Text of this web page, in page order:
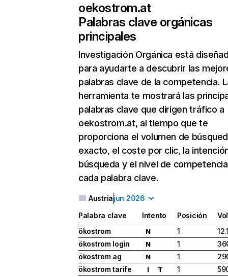
oekostrom.at
Palabras clave orgánicas
principales
Investigación Orgánica está
para ayudarte a descubrir las
palabras clave de la competencia.
herramienta te mostrará las
palabras clave que dirigen tráfico a
oekostrom.at, al tiempo que te
proporciona el volumen de
exacto, el coste por clic, la
búsqueda y el nivel de
cada palabra clave.
Austriajun 2026
Palabra clave Intento Posición
ökostrom
N 1
ökostrom login
N 1
ökostrom ag
N 1
ökostrom tarife
I T 1